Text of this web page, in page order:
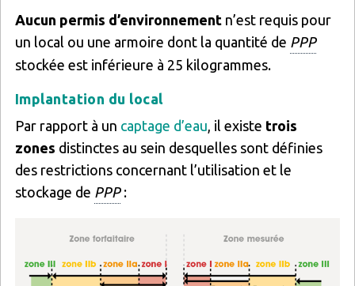
Aucun permis d’environnement n’est requis pour
un local ou une armoire dont la quantité de PPP
stockée est inférieure à 25 kilogrammes.
Implantation du local
Par rapport à un captage d’eau, il existe trois
zones distinctes au sein desquelles sont définies
des restrictions concernant l’utilisation et le
stockage de PPP: